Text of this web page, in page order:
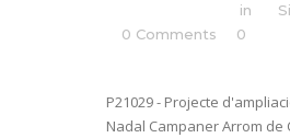
in
0 Comments
0
P21029 - Projecte
Nadal Campaner Arrom de